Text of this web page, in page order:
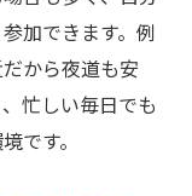
加できます。例
から夜道も安
忙しい毎日でも
です。